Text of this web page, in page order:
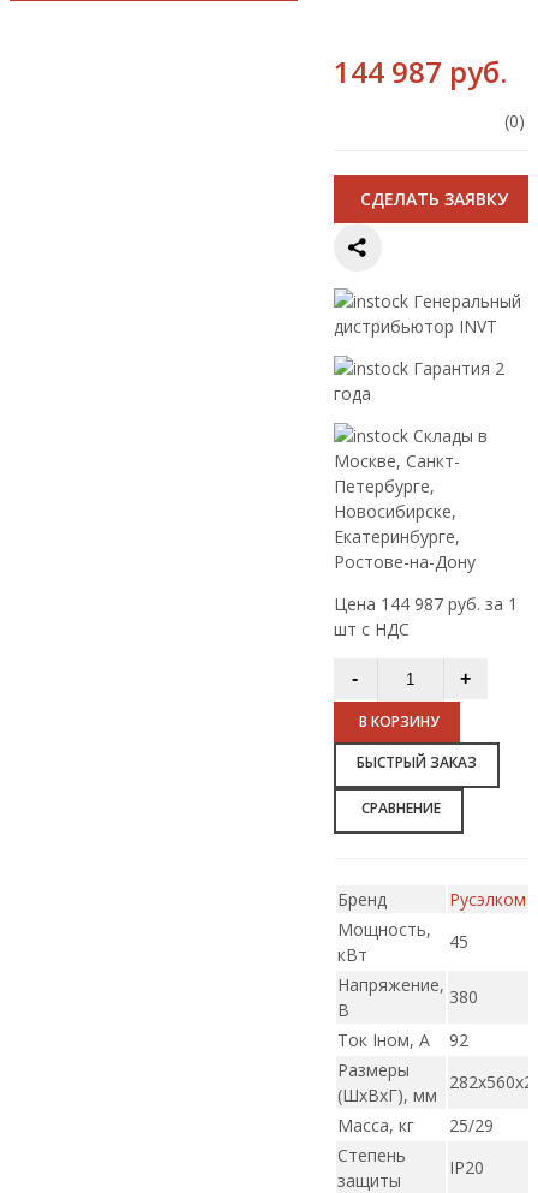
144 987 руб.
(0)
CДЕЛАТЬ ЗАЯВКУ
Генеральный
дистрибьютор INVT
Гарантия 2
года
Склады в
Москве, Санкт-
Петербурге,
Новосибирске,
Екатеринбурге,
Ростове-на-Дону
Цена 144 987 руб. за 1
шт с НДС
В КОРЗИНУ
БЫСТРЫЙ ЗАКАЗ
СРАВНЕНИЕ
Бренд
Русэлком
Мощность,
кВт
45
Напряжение,
В
380
Ток Iном, А
92
Размеры
(ШxВxГ), мм
Масса, кг
25/29
Степень
защиты
IP20